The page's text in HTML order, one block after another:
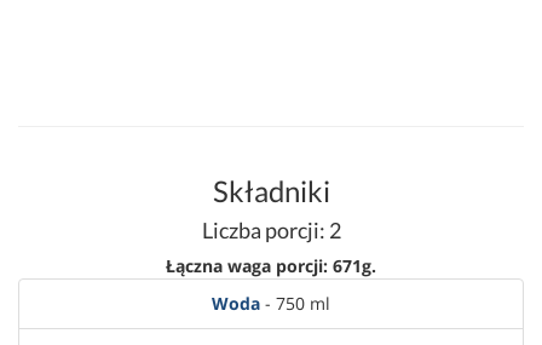
Składniki
Liczba porcji: 2
Łączna waga porcji: 671g.
Woda - 750 ml